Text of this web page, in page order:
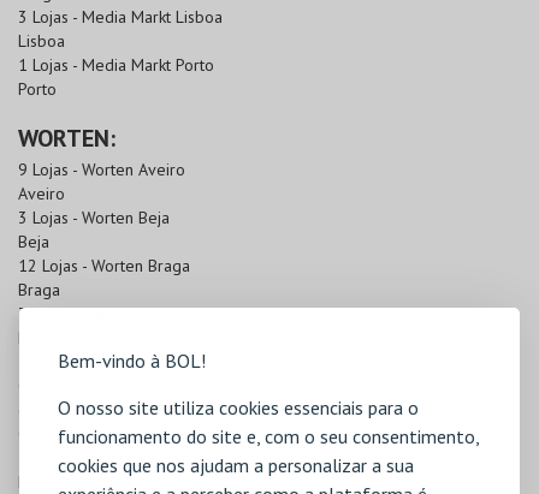
Bem-vindo à BOL!
O nosso site utiliza cookies essenciais para o
funcionamento do site e, com o seu consentimento,
cookies que nos ajudam a personalizar a sua
3 Lojas - Media Markt Lisboa
Lisboa
1 Lojas - Media Markt Porto
Porto
WORTEN:
9 Lojas - Worten Aveiro
Aveiro
3 Lojas - Worten Beja
Beja
12 Lojas - Worten Braga
Braga
3 Lojas - Worten Bragança
Bragança
5 Lojas - Worten Castelo Branco
6 Lojas - Worten Coimbra
Coimbra
5 Lojas - Worten Évora
Évora